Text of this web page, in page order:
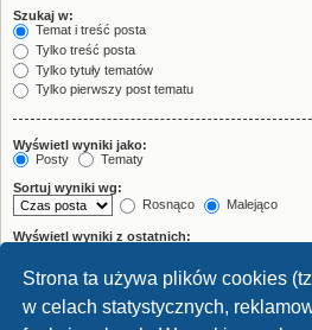
Strona ta używa plików cookies
w celach statystycznych,
Szukaj w:
Temat i treść posta
Tylko treść posta
Tylko tytuły tematów
Tylko pierwszy post tematu
Wyświetl wyniki jako:
Posty
Tematy
Sortuj wyniki wg:
Rosnąco
Malejąco
Wyświetl wyniki z ostatnich:
Wyświetl pierwsze:
znaków w poście